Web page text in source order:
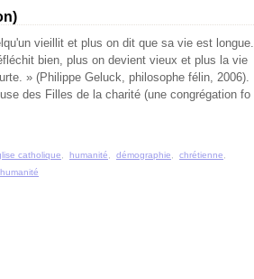
vieillit et plus on dit que sa vie est longue.
bien, plus on devient vieux et plus la vie
» (Philippe Geluck, philosophe félin, 2006).
des Filles de la charité (une congrégation fo
catholique humanité démographie chrétienne